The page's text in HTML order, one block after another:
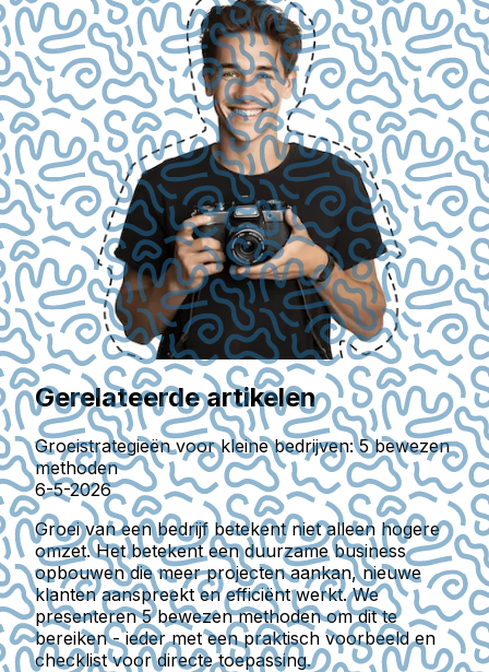
Gerelateerde artikelen
Groeistrategieën voor kleine bedrijven: 5 bewezen
methoden
6-5-2026
Groei van een bedrijf betekent niet alleen hogere
omzet. Het betekent een duurzame business
opbouwen die meer projecten aankan, nieuwe
klanten aanspreekt en efficiënt werkt. We
presenteren 5 bewezen methoden om dit te
bereiken - ieder met een praktisch voorbeeld en
checklist voor directe toepassing.